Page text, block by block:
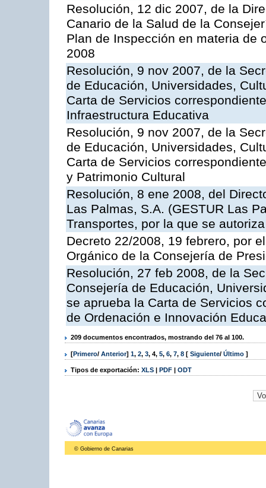
Resolución, 12 dic 2007, de la
Canario de la Salud de la
Plan de Inspección en materia de
2008
Resolución, 9 nov 2007, de la
de Educación, Universidades,
Carta de Servicios
Infraestructura Educativa
Resolución, 9 nov 2007, de la
de Educación, Universidades,
Carta de Servicios
y Patrimonio Cultural
Resolución, 8 ene 2008, del
Las Palmas, S.A. (GESTUR Las
Transportes, por la que se
Decreto 22/2008, 19 febrero, por
Orgánico de la Consejería de
Resolución, 27 feb 2008, de la
Consejería de Educación,
se aprueba la Carta de Servicios
de Ordenación e Innovación
209 documentos encontrados, mostrando del 76 al 100.
[Primero/ Anterior] 1, 2, 3, 4, 5, 6, 7, 8 [ Siguiente/ Último ]
Tipos de exportación: XLS | PDF | ODT
© Gobierno de Canarias